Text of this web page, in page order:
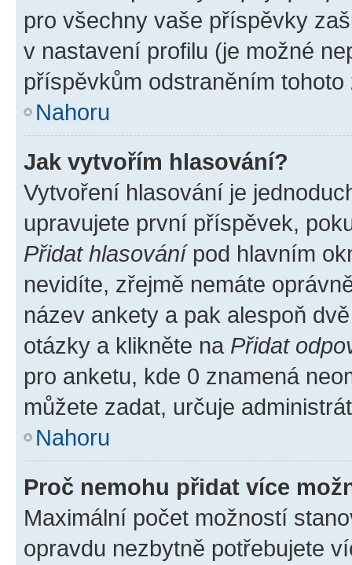
pro všechny vaše příspěvky
v nastavení profilu (je možné
příspěvkům odstraněním
Nahoru
Jak vytvořím hlasování?
Vytvoření hlasování je
upravujete první příspěvek,
Přidat hlasovánípod hlavním
nevidíte, zřejmě nemáte
název ankety a pak alespoň
otázky a klikněte na Přidat
pro anketu, kde 0 znamená
můžete zadat, určuje
Nahoru
Proč nemohu přidat více
Maximální počet možností
opravdu nezbytně potřebujete